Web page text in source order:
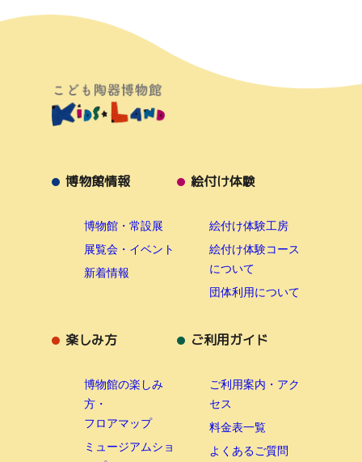
博物館情報
博物館・常設展
展覧会・イベント
新着情報
絵付け体験
絵付け体験工房
絵付け体験コース
について
団体利用について
楽しみ方
博物館の楽しみ
方・
フロアマップ
ミュージアムショ
ご利用ガイド
ご利用案内・アク
セス
料金表一覧
よくあるご質問